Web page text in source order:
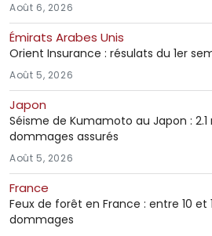
Août 6, 2026
Émirats Arabes Unis
Orient Insurance : résulats du 1er
Août 5, 2026
Japon
Séisme de Kumamoto au Japon : 2.1
dommages assurés
Août 5, 2026
France
Feux de forêt en France : entre 10 et
dommages